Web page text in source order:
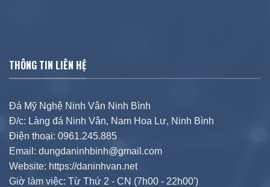
THÔNG TIN LIÊN HỆ
Đá Mỹ Nghệ Ninh Vân Ninh Bình
Đ/c: Làng đá Ninh Vân, Nam Hoa Lư, Ninh Bình
Điện thoại: 0961.245.885
Email: dungdaninhbinh@gmail.com
Website: https://daninhvan.net
Giờ làm việc: Từ Thứ 2 - CN (7h00 - 22h00')